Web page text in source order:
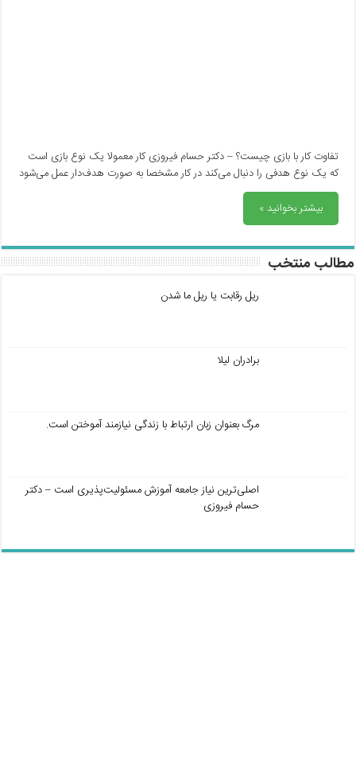
تفاوت کار با بازی چیست؟ – دکتر حسام فیروزی کار معمولا یک نوع بازی است
که یک نوع هدفی را دنبال می‌کند در کار مشخصا به صورت هدف‌دار عمل می‌شود
بیشتر بخوانید »
مطالب منتخب
ریل رقابت یا ریل ما شدن
برادران لیلا
مرگ بعنوان زبان ارتباط با زندگی نیازمند آموختن است.
اصلی‌ترین نیاز جامعه آموزش مسئولیت‌پذیری است – دکتر
حسام فیروزی